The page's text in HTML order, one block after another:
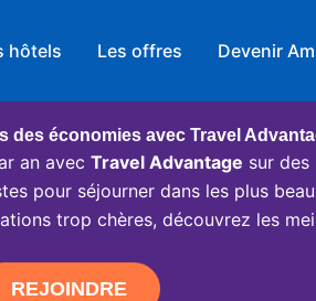
hôtels Les offres Devenir
des économies avec Travel
an avec Travel Advantage sur des
pour séjourner dans les plus
trop chères, découvrez les
REJOINDRE